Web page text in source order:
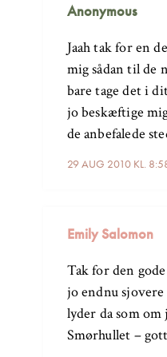
Anonymous
29 AUG 2010 KL.
Jaah tak for en
mig sådan til de
bare tage det i
jo beskæftige
de anbefalede
Emily Salomon
Tak for den
jo endnu
lyder da som
Smørhullet –